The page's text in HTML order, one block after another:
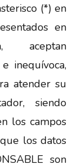
(*) en
en
aceptan
inequívoca,
atender su
siendo
los campos
los datos
son